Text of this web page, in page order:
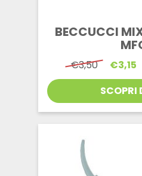
BECCUCCI
€3,50 Il
€3,15
Il
è:
SCOPRI